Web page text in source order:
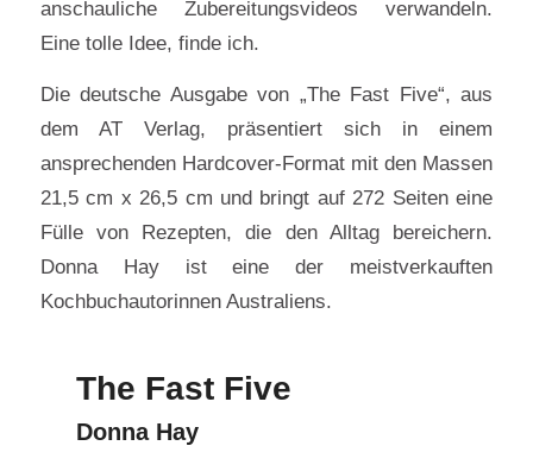
anschauliche Zubereitungsvideos verwandeln.
Eine tolle Idee, finde ich.
Die deutsche Ausgabe von „The Fast Five“, aus
dem AT Verlag, präsentiert sich in einem
ansprechenden Hardcover-Format mit den Massen
21,5 cm x 26,5 cm und bringt auf 272 Seiten eine
Fülle von Rezepten, die den Alltag bereichern.
Donna Hay ist eine der meistverkauften
Kochbuchautorinnen Australiens.
The Fast Five
Donna Hay